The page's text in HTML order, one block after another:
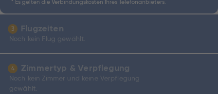
* Es gelten die Verbindungskosten Ihres Telefonanbieters.
3 Flugzeiten
Noch kein Flug gewählt.
4 Zimmertyp & Verpflegung
Noch kein Zimmer und keine Verpflegung
gewählt.